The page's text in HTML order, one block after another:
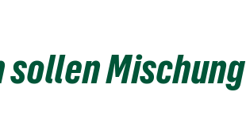
sollen Mischung